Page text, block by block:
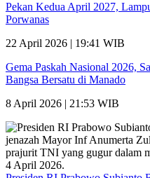
Pekan Kedua April 2027,
Porwanas
22 April 2026 | 19:41 WIB
Gema Paskah Nasional 2026,
Bangsa Bersatu di Manado
8 April 2026 | 21:53 WIB